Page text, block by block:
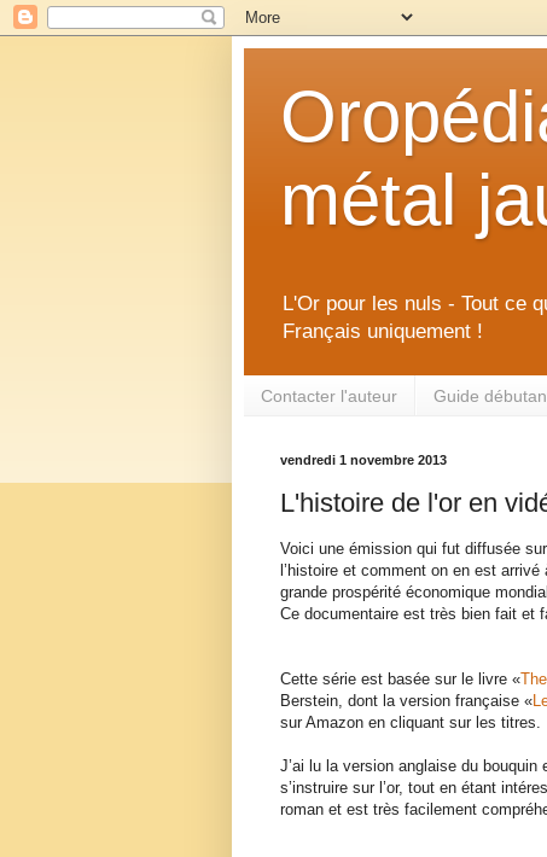
métal
L'Or pour les nuls - Tout ce
Français uniquement !
Contacter l'auteur Guide
vendredi 1 novembre 2013
L'histoire de l'or en
Voici une émission qui fut diffusée
l’histoire et comment on en est
grande prospérité économique
Ce documentaire est très bien fait et
Cette série est basée sur le livre «
Berstein, dont la version française «
sur Amazon en cliquant sur les titres.
J’ai lu la version anglaise du
s’instruire sur l’or, tout en étant
roman et est très facilement